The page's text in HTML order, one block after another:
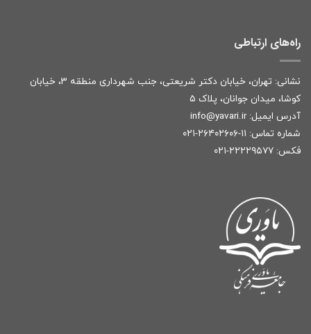
راه‌های ارتباطی
نشانی: تهران، خیابان دکتر شریعتی، جنب شهرداری منطقه ۳، خیابان
کوشا، میدان جوانان، پلاک ۵
آدرس ایمیل: info@yavari.ir
شماره تماس: ۱۱-۲۶۴۰۲۶۰۶-۰۲۱
فکس: ۲۲۲۲۹۵۷۷-۰۲۱